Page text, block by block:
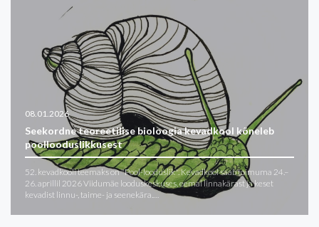
08.01.2026
Seekordne teoreetilise bioloogia kevadkool kõneleb
poollooduslikkusest
52. kevadkooli teemaks on "Pool-looduslik". Kevadkool saab toimuma 24.–
26. aprillil 2026 Viidumäe looduskeskuses, eemal linnakärast ja keset
kevadist linnu-, taime- ja seenekära.…